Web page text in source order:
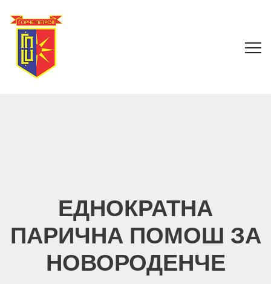
ЕДНОКРАТНА
ПАРИЧНА ПОМОШ ЗА
НОВОРОДЕНЧЕ